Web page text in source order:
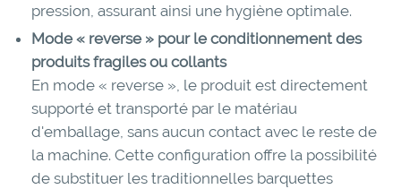
pression, assurant ainsi une hygiène optimale.
Mode « reverse » pour le conditionnement des
produits fragiles ou collants
En mode « reverse », le produit est directement
supporté et transporté par le matériau
d'emballage, sans aucun contact avec le reste de
la machine. Cette configuration offre la possibilité
de substituer les traditionnelles barquettes